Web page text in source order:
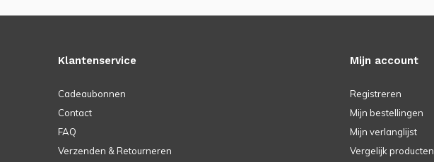
Klantenservice
Cadeaubonnen
Contact
FAQ
Verzenden & Retourneren
Mijn account
Registreren
Mijn bestellingen
Mijn verlanglijst
Vergelijk producten